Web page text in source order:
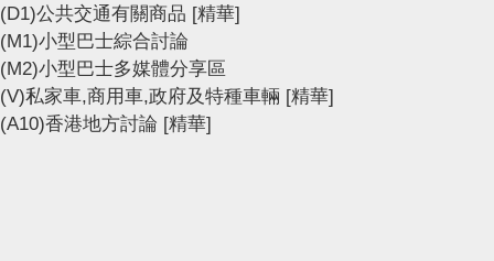
(D1)公共交通有關商品 [精華]
(M1)小型巴士綜合討論
(M2)小型巴士多媒體分享區
(V)私家車,商用車,政府及特種車輛 [精華]
(A10)香港地方討論 [精華]